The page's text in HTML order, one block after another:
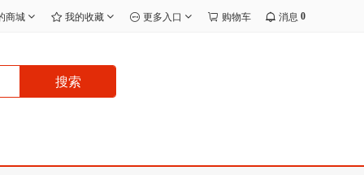
商城 我的收藏 更多入口 购物车 消息 0
搜索